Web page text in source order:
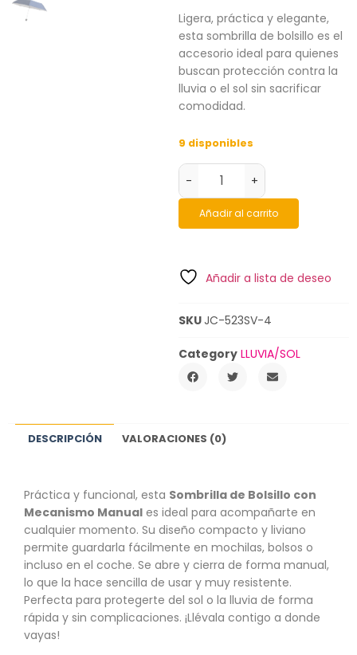
Ligera, práctica y elegante,
esta sombrilla de bolsillo es el
accesorio ideal para quienes
buscan protección contra la
lluvia o el sol sin sacrificar
comodidad.
9 disponibles
- +
Añadir al carrito
Añadir a lista de deseo
SKUJC-523SV-4
Category LLUVIA/SOL
DESCRIPCIÓN VALORACIONES (0)
Práctica y funcional, esta Sombrilla de Bolsillo con
Mecanismo Manual es ideal para acompañarte en
cualquier momento. Su diseño compacto y liviano
permite guardarla fácilmente en mochilas, bolsos o
incluso en el coche. Se abre y cierra de forma manual,
lo que la hace sencilla de usar y muy resistente.
Perfecta para protegerte del sol o la lluvia de forma
rápida y sin complicaciones. ¡Llévala contigo a donde
vayas!